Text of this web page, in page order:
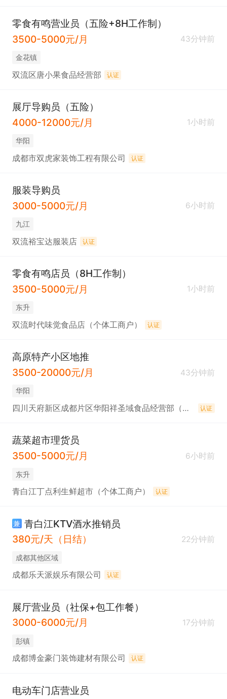
零食有鸣营业员（五险+8H工作制）
3500-5000元/月
43分钟前
金花镇
双流区唐小果食品经营部 认证
展厅导购员（五险）
4000-12000元/月
1小时前
华阳
成都市双虎家装饰工程有限公司 认证
服装导购员
3000-5000元/月
6小时前
九江
双流裕宝达服装店 认证
零食有鸣店员（8H工作制）
3500-5000元/月
1小时前
东升
双流时代味觉食品店（个体工商户） 认证
高原特产小区地推
3500-20000元/月
43分钟前
华阳
四川天府新区成都片区华阳祥圣域食品经营部（个体工商户） 认证
蔬菜超市理货员
3500-5000元/月
6小时前
东升
青白江丁点利生鲜超市（个体工商户） 认证
兼 青白江KTV酒水推销员
380元/天（日结）
22分钟前
成都其他区域
成都乐天派娱乐有限公司 认证
展厅营业员（社保+包工作餐）
3000-6000元/月
17分钟前
彭镇
成都博金豪门装饰建材有限公司 认证
电动车门店营业员